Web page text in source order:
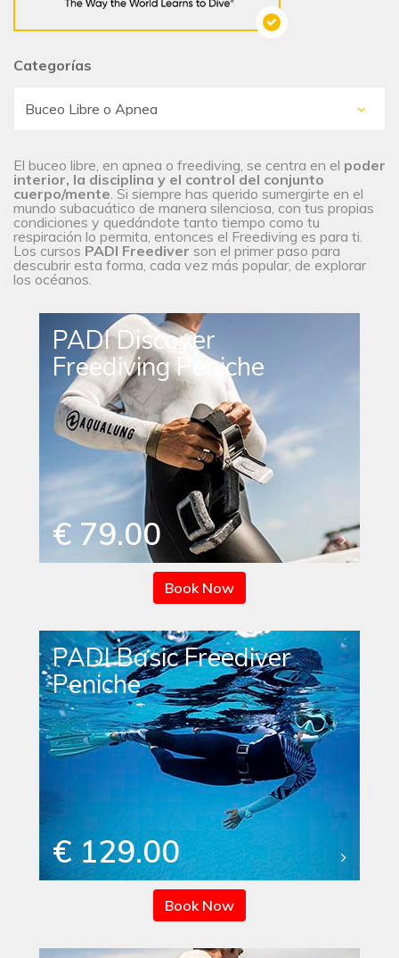
Categorías
El buceo libre, en apnea o freediving, se centra en el poder
interior, la disciplina y el control del conjunto
cuerpo/mente. Si siempre has querido sumergirte en el
mundo subacuático de manera silenciosa, con tus propias
condiciones y quedándote tanto tiempo como tu
respiración lo permita, entonces el Freediving es para ti.
Los cursos PADI Freediver son el primer paso para
descubrir esta forma, cada vez más popular, de explorar
los océanos.
PADI Discover
Freediving Peniche
€ 79.00
Book Now
PADI Basic Freediver
Peniche
€ 129.00
Book Now